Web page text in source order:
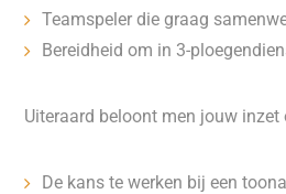
Teamspeler die graag
Bereidheid om in 3-
Uiteraard beloont men jouw inzet
De kans te werken bij een